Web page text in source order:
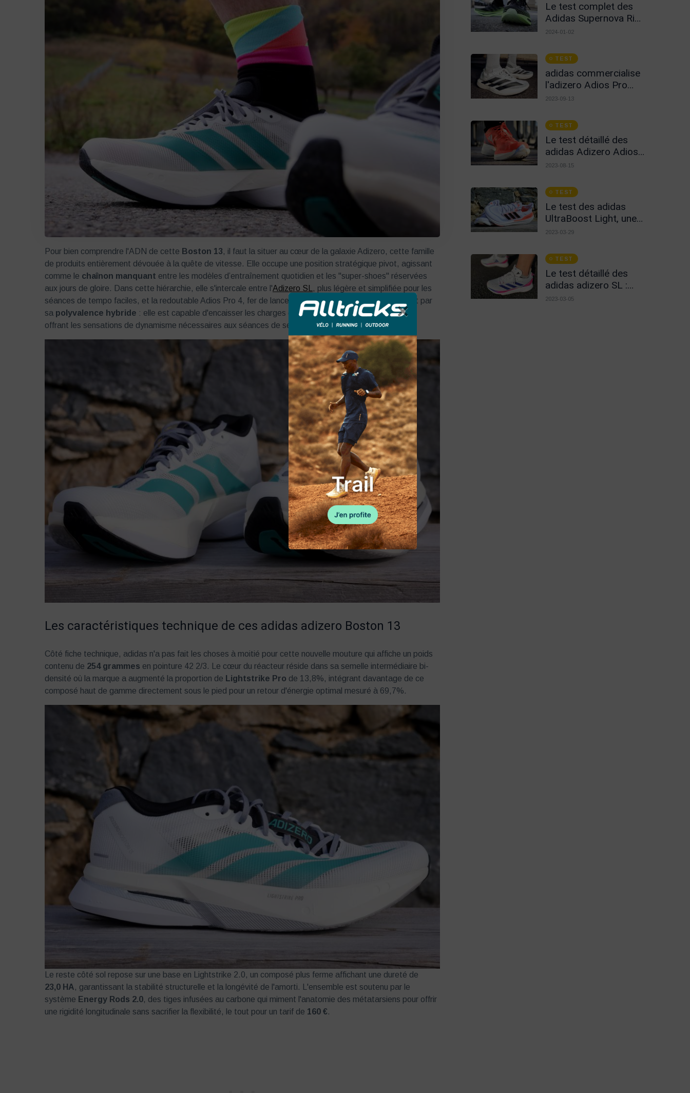
Pour bien comprendre l'ADN de cette Boston 13, il faut la situer au cœur de la galaxie Adizero, cette famille
de produits entièrement dévouée à la quête de vitesse. Elle occupe une position stratégique pivot, agissant
comme le chaînon manquant entre les modèles d’entraînement quotidien et les "super-shoes" réservées
aux jours de gloire. Dans cette hiérarchie, elle s'intercale entre l'Adizero SL
, plus légère et simplifiée pour les
séances de tempo faciles, et la redoutable Adios Pro 4, fer de lance technologique. La Boston se définit par
sa polyvalence hybride : elle est capable d'encaisser les charges d'une préparation marathon tout en
offrant les sensations de dynamisme nécessaires aux séances de seuil.
Les caractéristiques technique de ces adidas adizero Boston 13
Côté fiche technique, adidas n'a pas fait les choses à moitié pour cette nouvelle mouture qui affiche un poids
contenu de 254grammes en pointure 42 2/3. Le cœur du réacteur réside dans sa semelle intermédiaire bi-
densité où la marque a augmenté la proportion de Lightstrike Pro de 13,8%, intégrant davantage de ce
composé haut de gamme directement sous le pied pour un retour d'énergie optimal mesuré à 69,7%.
Le reste côté sol repose sur une base en Lightstrike 2.0, un composé plus ferme affichant une dureté de
23,0 HA, garantissant la stabilité structurelle et la longévité de l'amorti. L'ensemble est soutenu par le
système Energy Rods 2.0, des tiges infusées au carbone qui miment l'anatomie des métatarsiens pour offrir
une rigidité longitudinale sans sacrifier la flexibilité, le tout pour un tarif de 160 €.
Le test complet des
Adidas Supernova Rise
: le retour d’un
2024-01-02
TEST
adidas commercialise
l'adizero Adios Pro
EVO 1, une chaussure
2023-09-13
TEST
Le test détaillé des
adidas Adizero Adios
Pro 3 : La chaussure
2023-08-15
TEST
Le test des adidas
UltraBoost Light, une
nouvelle version
2023-03-29
TEST
Le test détaillé des
adidas adizero SL :
quand simplicité rime
2023-03-05
×